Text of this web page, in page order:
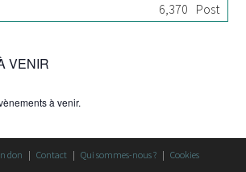
6,370 Post
VENIR
à venir.
don Contact Qui sommes-nous ? Cookies